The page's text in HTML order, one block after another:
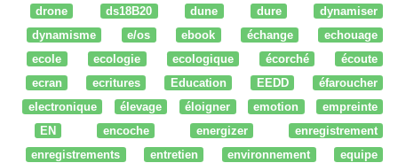
drone
ds18B20 dune dure
dynamiser
dynamisme
e/os ebook échange
echouage
ecole
ecologie ecologique écorché
écoute
ecran
ecritures Education EEDD
éfaroucher
electronique
élevage éloigner emotion
empreinte
EN
encoche energizer
enregistrement
enregistrements
entretien environnement
equipe